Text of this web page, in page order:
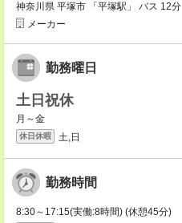
神奈川県 平塚市 「平塚駅」 バス 12分
メーカー
勤務曜日
土日祝休
月～金
休日休暇 土,日
勤務時間
8:30～17:15(実働:8時間) (休憩45分)